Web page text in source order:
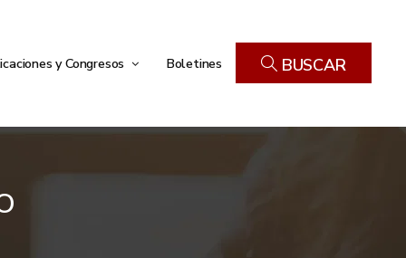
y Congresos Boletines BUSCAR